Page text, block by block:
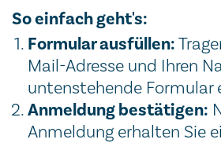
So einfach geht's:
Formular ausfüllen:
Mail-Adresse und Ihren
untenstehende Formular
Anmeldung bestätigen:
Anmeldung erhalten Sie